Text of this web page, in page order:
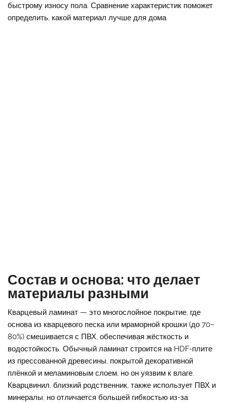
быстрому износу пола. Сравнение характеристик поможет
определить, какой материал лучше для дома.
Состав и основа: что делает
материалы разными
Кварцевый ламинат — это многослойное покрытие, где
основа из кварцевого песка или мраморной крошки (до 70–
80%) смешивается с ПВХ, обеспечивая жёсткость и
водостойкость. Обычный ламинат строится на HDF-плите
из прессованной древесины, покрытой декоративной
плёнкой и меламиновым слоем, но он уязвим к влаге.
Кварцвинил, близкий родственник, также использует ПВХ и
минералы, но отличается большей гибкостью из-за